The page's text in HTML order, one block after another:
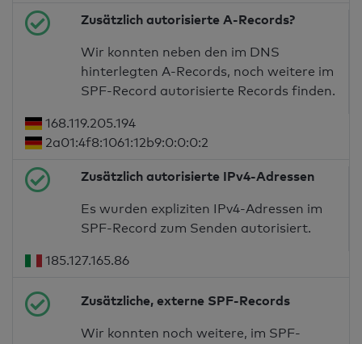
Zusätzlich autorisierte A-Records?
Wir konnten neben den im DNS
hinterlegten A-Records, noch weitere im
SPF-Record autorisierte Records finden.
168.119.205.194
2a01:4f8:1061:12b9:0:0:0:2
Zusätzlich autorisierte IPv4-Adressen
Es wurden expliziten IPv4-Adressen im
SPF-Record zum Senden autorisiert.
185.127.165.86
Zusätzliche, externe SPF-Records
Wir konnten noch weitere, im SPF-